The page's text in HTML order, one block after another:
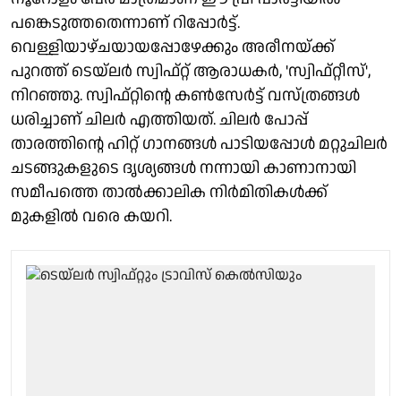
പങ്കെടുത്തതെന്നാണ് റിപ്പോർട്ട്.
വെള്ളിയാഴ്ചയായപ്പോഴേക്കും അരീനയ്ക്ക്
പുറത്ത് ടെയ്‌ലർ സ്വിഫ്റ്റ് ആരാധകർ, 'സ്വിഫ്റ്റീസ്',
നിറഞ്ഞു. സ്വിഫ്റ്റിന്റെ കൺസേർട്ട് വസ്ത്രങ്ങൾ
ധരിച്ചാണ് ചിലർ എത്തിയത്. ചിലർ പോപ്പ്
താരത്തിന്റെ ഹിറ്റ് ഗാനങ്ങൾ പാടിയപ്പോൾ മറ്റുചിലർ
ചടങ്ങുകളുടെ ദൃശ്യങ്ങൾ നന്നായി കാണാനായി
സമീപത്തെ താൽക്കാലിക നിർമിതികൾക്ക്
മുകളിൽ വരെ കയറി.